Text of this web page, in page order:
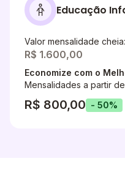
Educação
Valor mensalidade cheia:
R$ 1.600,00
Economize com o
Mensalidades a partir
R$ 800,00 - 50%